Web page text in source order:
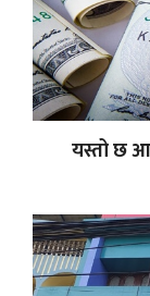
यस्तो छ